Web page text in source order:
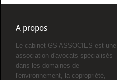
A propos
Le cabinet GS ASSOCIES est une
association d'avocats spécialisés
dans les domaines de
l'environnement, la copropriété,